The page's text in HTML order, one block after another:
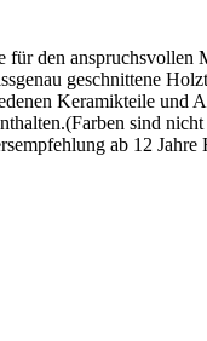
für den
geschnittene
Keramikteile und
sind
ab 12